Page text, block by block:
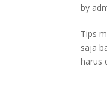
by
Tips
saja
harus